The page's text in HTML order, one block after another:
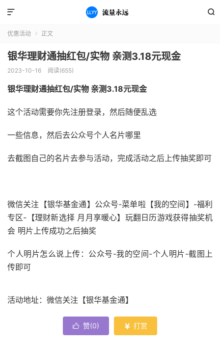


优惠活动  正文
银华理财通抽红包/实物 亲测3.18元现金
2023-10-16 阅读(655)
银华理财通抽红包/实物 亲测3.18元现金
这个活动需要你先注册登录，然后随便乱选
一些信息，然后去公众号个人名片哪里
去截图自己的名片去参与活动，完成活动之后上传抽奖即可
微信关注【银华基金通】公众号-菜单啦【我的空间】-福利
专区-【理财新选择 月月享暖心】玩翻日历游戏获得抽奖机
会 明片上传成功之后抽奖
个人明片怎么说上传：公众号-我的空间-个人明片-截图上
传即可
活动地址：微信关注【银华基金通】
 赞(0)  打赏